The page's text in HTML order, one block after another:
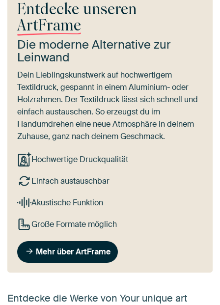
Entdecke unseren
ArtFrame
Die moderne Alternative zur
Leinwand
Dein Lieblingskunstwerk auf hochwertigem
Textildruck, gespannt in einem Aluminium- oder
Holzrahmen. Der Textildruck lässt sich schnell und
einfach austauschen. So erzeugst du im
Handumdrehen eine neue Atmosphäre in deinem
Zuhause, ganz nach deinem Geschmack.
Hochwertige Druckqualität
Einfach austauschbar
Akustische Funktion
Große Formate möglich
Mehr über ArtFrame
Entdecke die Werke von Your unique art